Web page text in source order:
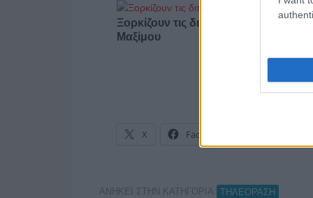
Ξορκίζουν τις διπλές εκλογές στο
Μαξίμου
X Facebook
ΑΝΗΚΕΙ ΣΤΗΝ ΚΑΤΗΓΟΡΙΑ: ΤΗΛΕΟΡΑΣΗ